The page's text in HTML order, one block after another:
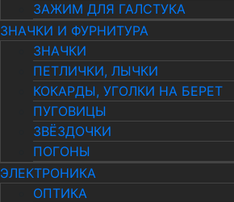
ЗАЖИМ ДЛЯ ГАЛСТУКА
ЗНАЧКИ И ФУРНИТУРА
ЗНАЧКИ
ПЕТЛИЧКИ, ЛЫЧКИ
КОКАРДЫ, УГОЛКИ НА БЕРЕТ
ПУГОВИЦЫ
ЗВЁЗДОЧКИ
ПОГОНЫ
ЭЛЕКТРОНИКА
ОПТИКА